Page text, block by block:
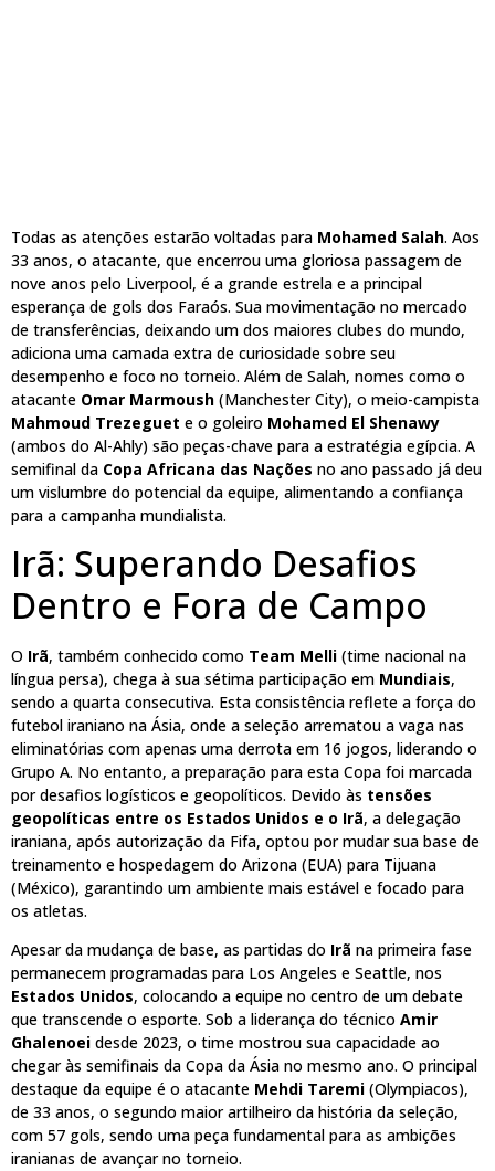
Todas as atenções estarão voltadas para Mohamed Salah. Aos
33 anos, o atacante, que encerrou uma gloriosa passagem de
nove anos pelo Liverpool, é a grande estrela e a principal
esperança de gols dos Faraós. Sua movimentação no mercado
de transferências, deixando um dos maiores clubes do mundo,
adiciona uma camada extra de curiosidade sobre seu
desempenho e foco no torneio. Além de Salah, nomes como o
atacante Omar Marmoush (Manchester City), o meio-campista
Mahmoud Trezeguet e o goleiro Mohamed El Shenawy
(ambos do Al-Ahly) são peças-chave para a estratégia egípcia. A
semifinal da Copa Africana das Nações no ano passado já deu
um vislumbre do potencial da equipe, alimentando a confiança
para a campanha mundialista.
Irã: Superando Desafios
Dentro e Fora de Campo
O Irã, também conhecido como Team Melli (time nacional na
língua persa), chega à sua sétima participação em Mundiais,
sendo a quarta consecutiva. Esta consistência reflete a força do
futebol iraniano na Ásia, onde a seleção arrematou a vaga nas
eliminatórias com apenas uma derrota em 16 jogos, liderando o
Grupo A. No entanto, a preparação para esta Copa foi marcada
por desafios logísticos e geopolíticos. Devido às tensões
geopolíticas entre os Estados Unidos e o Irã, a delegação
iraniana, após autorização da Fifa, optou por mudar sua base de
treinamento e hospedagem do Arizona (EUA) para Tijuana
(México), garantindo um ambiente mais estável e focado para
os atletas.
Apesar da mudança de base, as partidas do Irã na primeira fase
permanecem programadas para Los Angeles e Seattle, nos
Estados Unidos, colocando a equipe no centro de um debate
que transcende o esporte. Sob a liderança do técnico Amir
Ghalenoei desde 2023, o time mostrou sua capacidade ao
chegar às semifinais da Copa da Ásia no mesmo ano. O principal
destaque da equipe é o atacante Mehdi Taremi (Olympiacos),
de 33 anos, o segundo maior artilheiro da história da seleção,
com 57 gols, sendo uma peça fundamental para as ambições
iranianas de avançar no torneio.